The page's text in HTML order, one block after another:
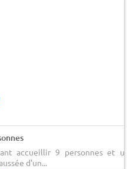
accueillir 9 personnes et
d'un...